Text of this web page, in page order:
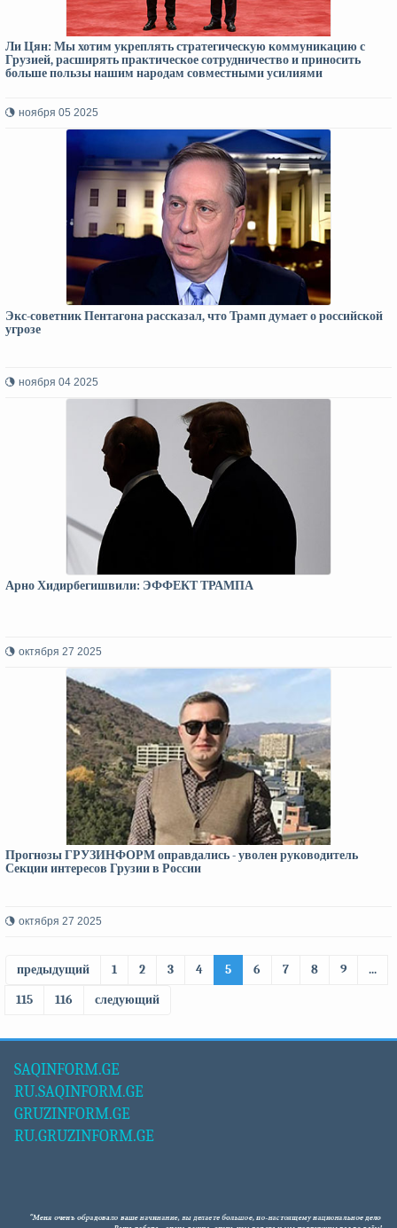
Ли Цян: Мы хотим укреплять стратегическую коммуникацию с
Грузией, расширять практическое сотрудничество и приносить
больше пользы нашим народам совместными усилиями
ноября 05 2025
Экс-советник Пентагона рассказал, что Трамп думает о российской
угрозе
ноября 04 2025
Арно Хидирбегишвили: ЭФФЕКТ ТРАМПА
октября 27 2025
Прогнозы ГРУЗИНФОРМ оправдались - уволен руководитель
Секции интересов Грузии в России
октября 27 2025
предыдущий 1 2 3 4 5 6 7 8 9
...
115
116 следующий
SAQINFORM.GE
RU.SAQINFORM.GE
GRUZINFORM.GE
RU.GRUZINFORM.GE